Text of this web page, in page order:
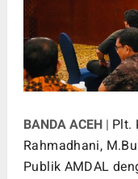
BANDA ACEH | Plt.
Rahmadhani,
Publik AMDAL